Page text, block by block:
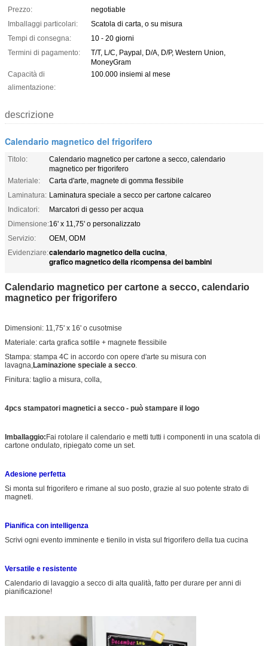
Prezzo:
negotiable
Imballaggi particolari:
Scatola di carta, o su misura
Tempi di consegna:
10 - 20 giorni
Termini di pagamento:
T/T, L/C, Paypal, D/A, D/P, Western Union,
MoneyGram
Capacità di
alimentazione:
100.000 insiemi al mese
descrizione
Calendario magnetico del frigorifero
Titolo:
Calendario magnetico per cartone a secco, calendario
magnetico per frigorifero
Materiale:
Carta d'arte, magnete di gomma flessibile
Laminatura: Laminatura speciale a secco per cartone calcareo
Indicatori:
Marcatori di gesso per acqua
Dimensione:16' x 11,75' o personalizzato
Servizio:
OEM, ODM
Evidenziare:calendario magnetico della cucina,
grafico magnetico della ricompensa dei bambini
Calendario magnetico per cartone a secco, calendario
magnetico per frigorifero
Dimensioni: 11,75' x 16' o cusotmise
Materiale: carta grafica sottile + magnete flessibile
Stampa: stampa 4C in accordo con opere d'arte su misura con
lavagna,Laminazione speciale a secco.
Finitura: taglio a misura, colla,
4pcs stampatori magnetici a secco - può stampare il logo
Imballaggio:Fai rotolare il calendario e metti tutti i componenti in una scatola di
cartone ondulato, ripiegato come un set.
Adesione perfetta
Si monta sul frigorifero e rimane al suo posto, grazie al suo potente strato di
magneti.
Pianifica con intelligenza
Scrivi ogni evento imminente e tienilo in vista sul frigorifero della tua cucina
Versatile e resistente
Calendario di lavaggio a secco di alta qualità, fatto per durare per anni di
pianificazione!